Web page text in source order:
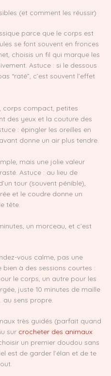
(et comment les réussir)
parce que le corps est
se font souvent en fronces
choisis un fil qui marque les
Astuce : si le dessous
“raté”, c’est souvent l’effet
corps compact, petites
des yeux et la couture des
: épingler les oreilles en
donne un air plus tendre.
mais une jolie valeur
Astuce : au lieu de
tour (souvent pénible),
et le coudre donne un
tête.
un morceau, et c’est
vous calme, pas une
à des sessions courtes :
le corps, un autre pour les
juste 10 minutes de maille
sens propre.
très guidés (parfait quand
sur crocheter des animaux
un premier doudou sans
est de garder l’élan et de te